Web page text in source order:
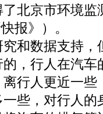
北京市环境监
报》）。
数据支持，
，行人在汽车
行人更近一些
些，对行人的